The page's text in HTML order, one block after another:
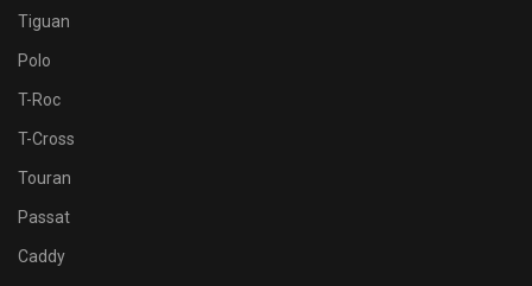
Tiguan
Polo
T-Roc
T-Cross
Touran
Passat
Caddy